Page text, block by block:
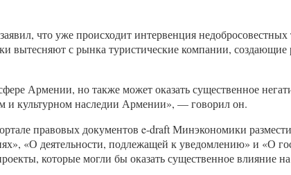
что уже происходит интервенция недобросовестных
вытесняют с рынка туристические компании,
Армении, но также может оказать существенное
и культурном наследии Армении», — говорил он.
правовых документов e-draft Минэкономики
«О деятельности, подлежащей к уведомлению» и «О
которые могли бы оказать существенное влияние